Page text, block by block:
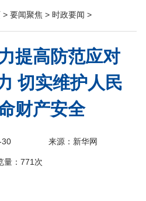
> 要闻聚焦 > 时政要闻 >
提高防范应对
切实维护人民
财产安全
30 来源：新华网
量： 771次